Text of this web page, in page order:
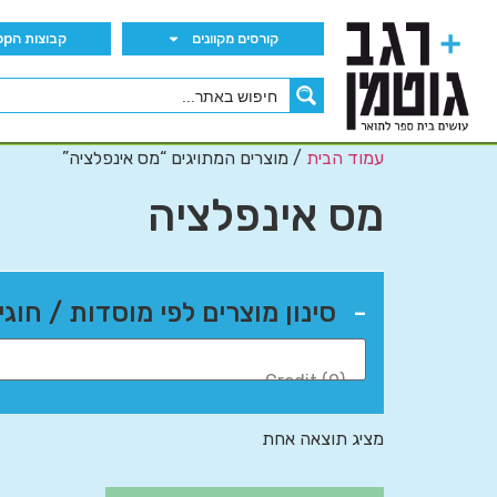
קורסים מקוונים קבוצות הWhatsApp
עמוד הבית / מוצרים המתויגים “מס אינפלציה”
מס אינפלציה
סינון מוצרים לפי מוסדות / -
מציג תוצאה אחת